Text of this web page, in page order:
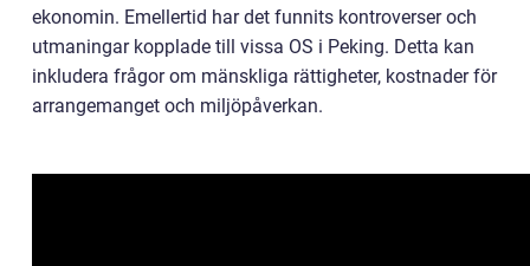
ekonomin. Emellertid har det funnits kontroverser och
utmaningar kopplade till vissa OS i Peking. Detta kan
inkludera frågor om mänskliga rättigheter, kostnader för
arrangemanget och miljöpåverkan.